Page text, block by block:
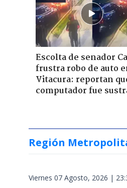
Escolta de senador
frustra robo de auto
Vitacura: reportan
computador fue
Región
Viernes 07 Agosto, 2026 |